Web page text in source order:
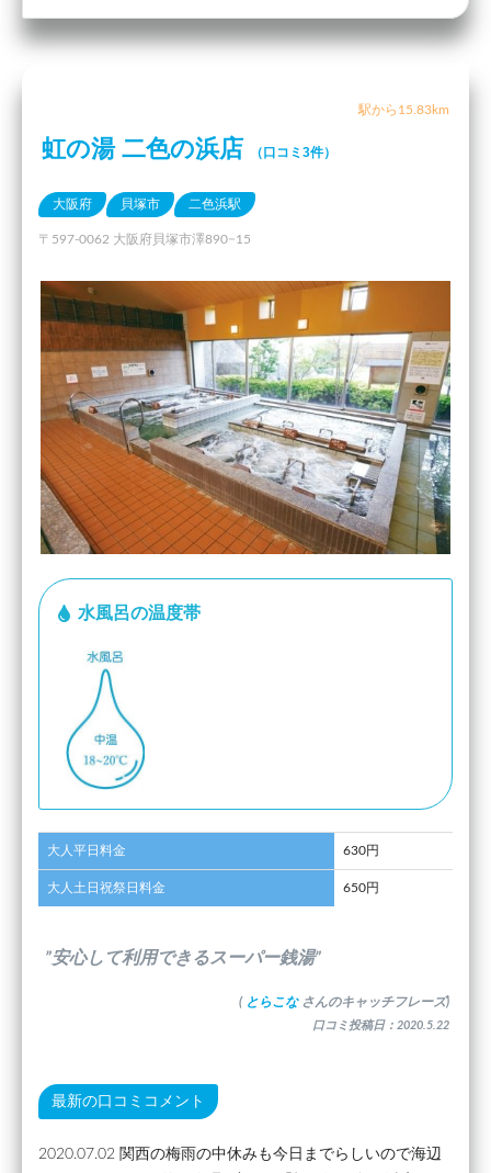
駅から15.83km
虹の湯 二色の浜店 （口コミ3件）
大阪府 貝塚市 二色浜駅
〒597-0062 大阪府貝塚市澤890−15
水風呂の温度帯
大人平日料金 630円
大人土日祝祭日料金 650円
”安心して利用できるスーパー銭湯”
( とらこな さんのキャッチフレーズ)
口コミ投稿日：2020.5.22
最新の口コミコメント
2020.07.02 関西の梅雨の中休みも今日までらしいので海辺